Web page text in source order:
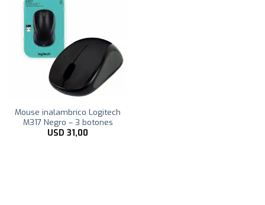
Mouse inalambrico Logitech
M317 Negro – 3 botones
USD 31,00